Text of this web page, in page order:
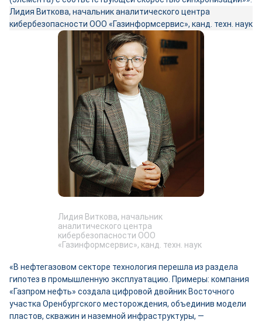
Лидия Виткова, начальник аналитического центра
кибербезопасности ООО «Газинформсервис», канд. техн. наук
Лидия Виткова, начальник
аналитического центра
кибербезопасности ООО
«Газинформсервис», канд. техн. наук
«В нефтегазовом секторе технология перешла из раздела
гипотез в промышленную эксплуатацию. Примеры: компания
«Газпром нефть» создала цифровой двой­ник Восточного
участка Оренбургского месторождения, объединив модели
пластов, скважин и наземной инфраструктуры, ―